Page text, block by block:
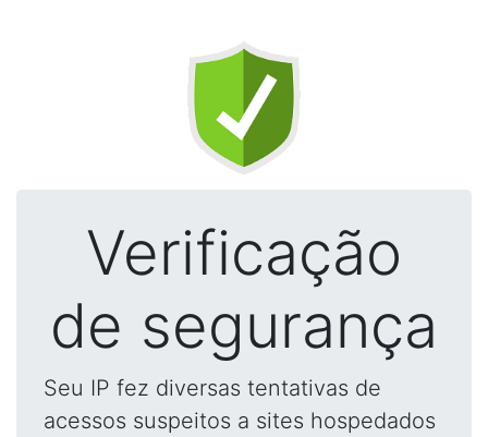
Verificação
de segurança
Seu IP fez diversas tentativas de
acessos suspeitos a sites hospedados